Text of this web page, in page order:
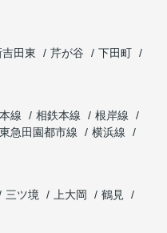
吉田東 芹が谷
下田町
線 相鉄本線
根岸線
東急田園都市線
横浜線
三ツ境 上大岡
鶴見